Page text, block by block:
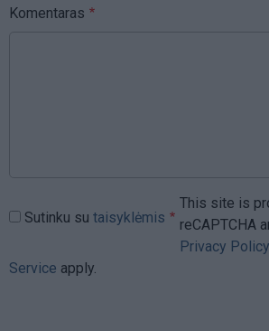
Komentaras
Sutinku su taisyklėmis
This site is
reCAPTCHA
Privacy Policy
Service apply.